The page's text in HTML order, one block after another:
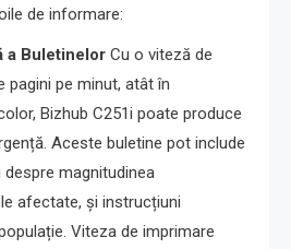
de informare:
a Buletinelor Cu o viteză de
pagini pe minut, atât în
Bizhub C251i poate produce
Aceste buletine pot include
magnitudinea
afectate, și instrucțiuni
Viteza de imprimare